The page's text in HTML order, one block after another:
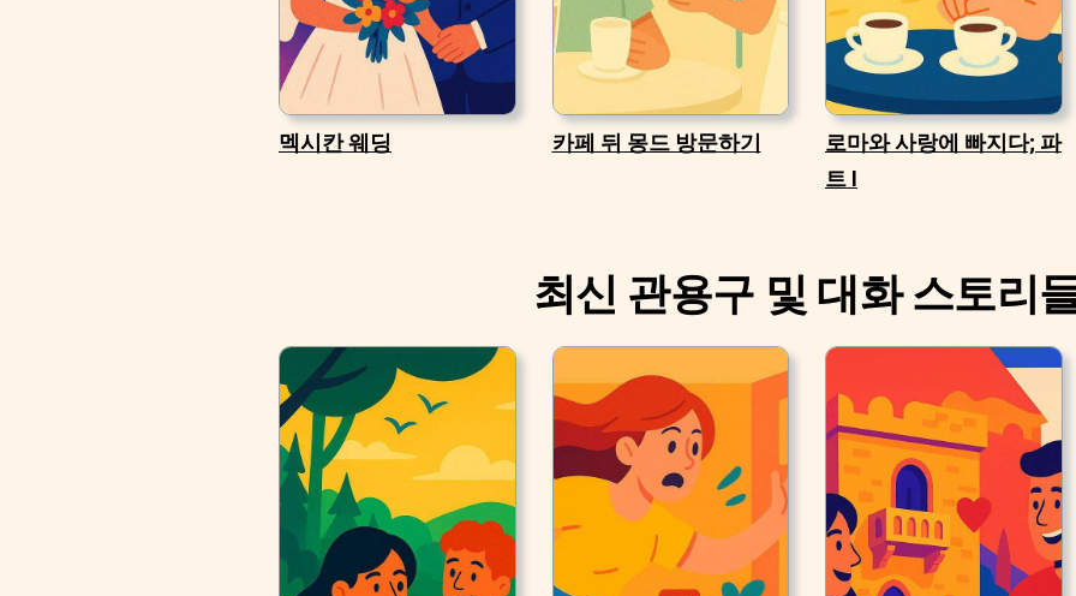
멕시칸 웨딩 카페 뒤 몽드 방문하기
로마와 사랑에 빠지다; 파
트 I
최신 관용구 및 대화 스토리